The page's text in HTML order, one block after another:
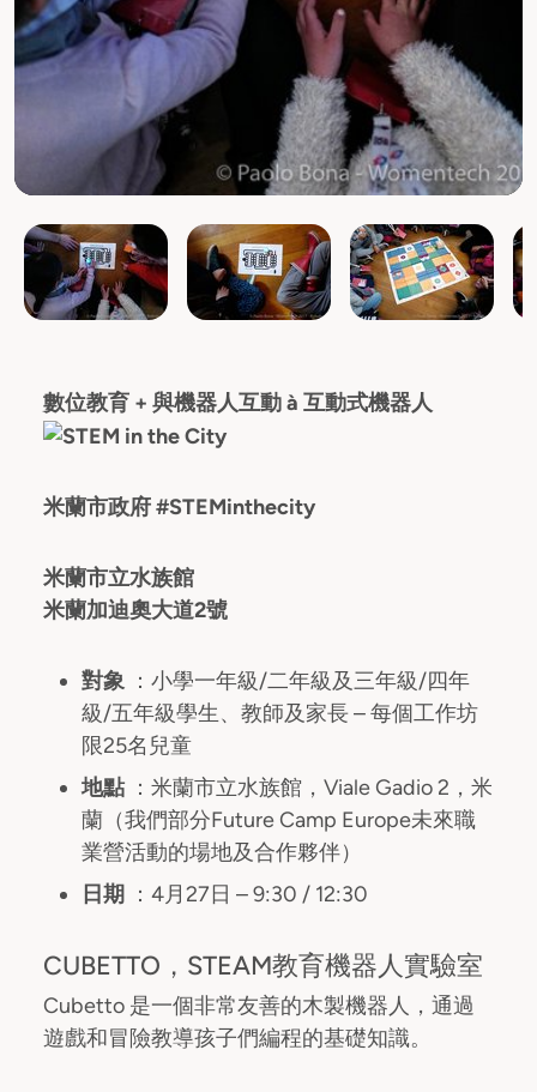
數位教育 + 與機器人互動 à 互動式機器人
米蘭市政府 #STEMinthecity
米蘭市立水族館
米蘭加迪奧大道2號
對象 ：小學一年級/二年級及三年級/四年
級/五年級學生、教師及家長 – 每個工作坊
限25名兒童
地點 ：米蘭市立水族館，Viale Gadio 2，米
蘭（我們部分Future Camp Europe未來職
業營活動的場地及合作夥伴）
日期
：4月27日 – 9:30 / 12:30
CUBETTO，STEAM教育機器人實驗室
Cubetto 是一個非常友善的木製機器人，通過
遊戲和冒險教導孩子們編程的基礎知識。